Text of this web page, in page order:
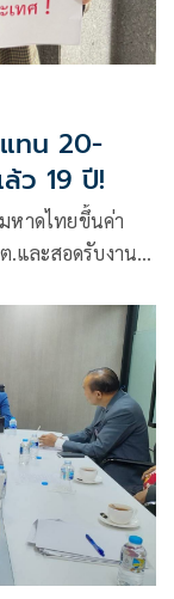
ทน 20-
ว 19 ปี!
หาดไทยขึ้นค่า
.และสอดรับงานที่